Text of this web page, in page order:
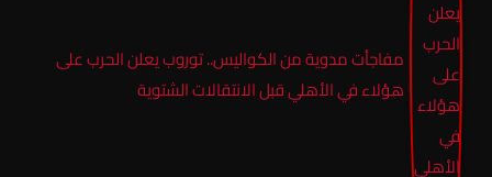
مفاجأت مدوية من الكواليس.. توروب يعلن الحرب على
هؤلاء في الأهلي قبل الانتقالات الشتوية